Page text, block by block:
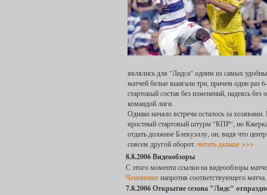
являлись для "Лидса" одним из самых
матчей белые выигали три, причем один раз
стартовый состав без изменений, надеясь
командой лиги.
Однако начало встречи осталось за
яростный стартовый штурм "КПР", но
отдать должное Блекуэллу, он, видя что
совсем другой оборот. читать дальше >>>
8.8.2006 Видеообзоры
С этого момента ссылки на видеообзоры
Чемпионатнапротив соответствующего матча.
7.8.2006 Открытие сезона "Лидс"